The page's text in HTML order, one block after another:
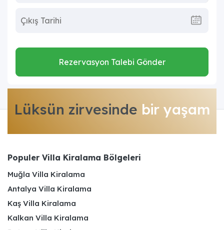
Rezervasyon Talebi Gönder
Lüksün zirvesinde bir yaşam
Populer Villa Kiralama Bölgeleri
Muğla Villa Kiralama
Antalya Villa Kiralama
Kaş Villa Kiralama
Kalkan Villa Kiralama